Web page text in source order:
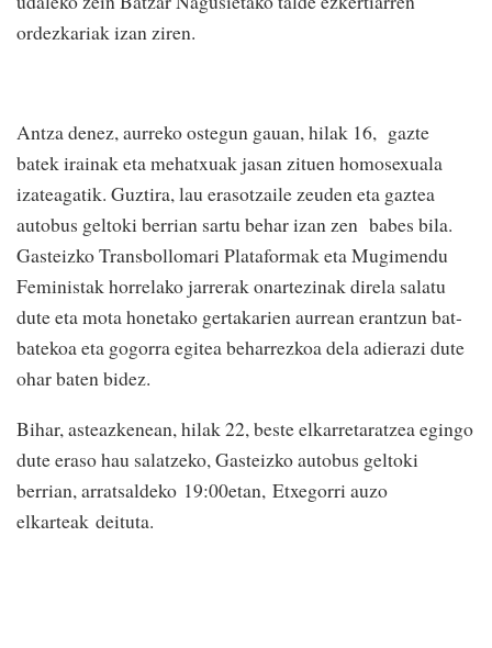
ordezkariak izan ziren.
Antza denez, aurreko ostegun gauan, hilak 16, gazte
batek irainak eta mehatxuak jasan zituen homosexuala
izateagatik. Guztira, lau erasotzaile zeuden eta gaztea
autobus geltoki berrian sartu behar izan zen babes bila.
Gasteizko Transbollomari Plataformak eta Mugimendu
Feministak horrelako jarrerak onartezinak direla salatu
dute eta mota honetako gertakarien aurrean erantzun bat-
batekoa eta gogorra egitea beharrezkoa dela adierazi dute
ohar baten bidez.
Bihar, asteazkenean, hilak 22, beste elkarretaratzea egingo
dute eraso hau salatzeko, Gasteizko autobus geltoki
berrian, arratsaldeko 19:00etan, Etxegorri auzo
elkarteak deituta.